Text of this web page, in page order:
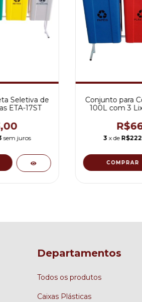
Seletiva de
ETA-17ST
sem juros
Conjunto para
100L com 3
3 x de
Departamentos
Todos os produtos
Caixas Plásticas